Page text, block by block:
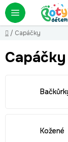
Přejít
na
obsah
Domů
/ Capáčky
Capáčky
Kožené